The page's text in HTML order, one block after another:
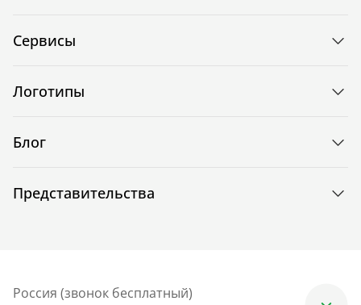
Сервисы
Логотипы
Блог
Представительства
Россия (звонок бесплатный)